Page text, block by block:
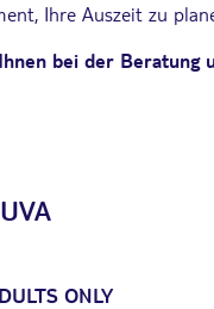
Ihre Auszeit zu
bei der Beratung
ONLY